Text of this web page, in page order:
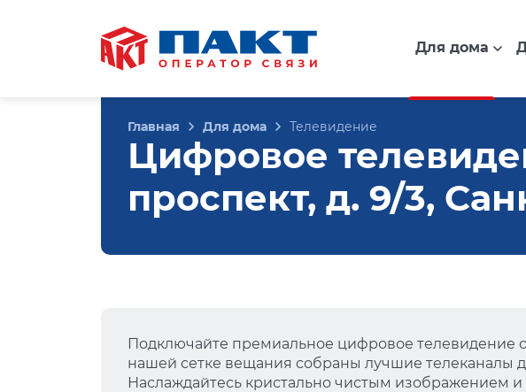
Для дома
Главная Для дома Телевидение
Цифровое
проспект, д. 9/3,
Подключайте премиальное цифровое телевидение
нашей сетке вещания собраны лучшие телеканалы
Наслаждайтесь кристально чистым изображением